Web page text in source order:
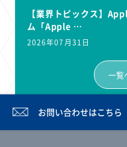
【業界トピックス】
ム「Apple …
2026年07月31日
一覧
お問い合わせはこちら